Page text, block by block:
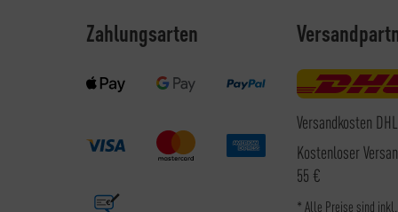
Zahlungsarten
Versandkosten
Kostenloser
55 €
* Alle Preise sind inkl.